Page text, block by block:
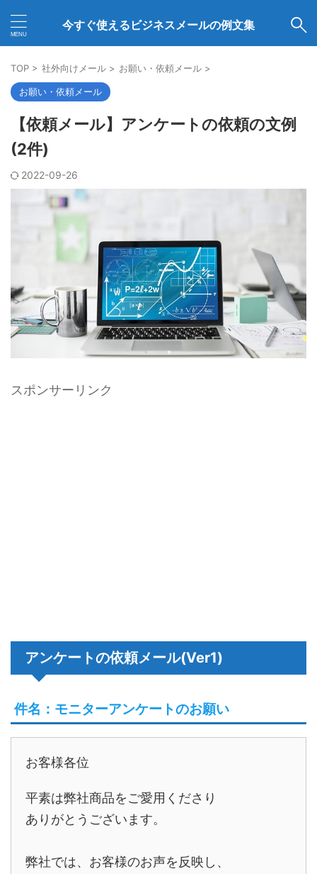
今すぐ使えるビジネスメールの例文集
TOP > 社外向けメール > お願い・依頼メール >
お願い・依頼メール
【依頼メール】アンケートの依頼の文例
(2件)
2022-09-26
スポンサーリンク
アンケートの依頼メール(Ver1)
件名：モニターアンケートのお願い
お客様各位
平素は弊社商品をご愛用くださり
ありがとうございます。
弊社では、お客様のお声を反映し、